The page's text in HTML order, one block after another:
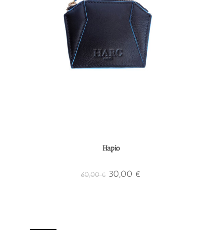
Hapio
60,00€ 30,00 €